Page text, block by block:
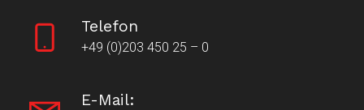
Telefon
+49 (0)203 450 25 – 0
E-Mail: